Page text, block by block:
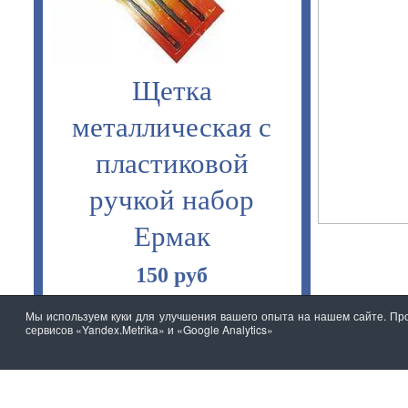
Щетка
металлическая с
пластиковой
ручкой набор
Ермак
150 руб
Мы используем куки для улучшения вашего опыта на нашем сайте.
сервисов «Yandex.Metrika» и «Google Analytics»